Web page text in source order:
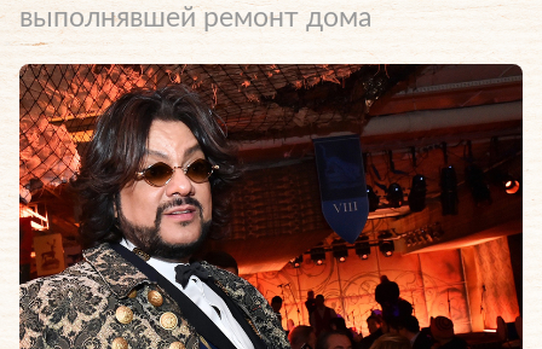
выполнявшей ремонт дома